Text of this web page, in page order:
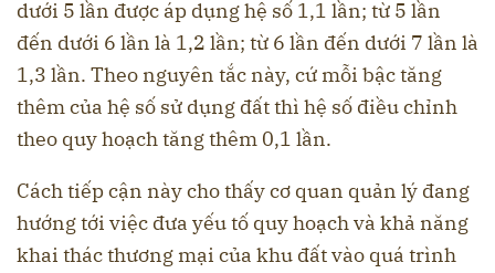
dưới 5 lần được áp dụng hệ số 1,1 lần; từ 5 lần
đến dưới 6 lần là 1,2 lần; từ 6 lần đến dưới 7 lần là
1,3 lần. Theo nguyên tắc này, cứ mỗi bậc tăng
thêm của hệ số sử dụng đất thì hệ số điều chỉnh
theo quy hoạch tăng thêm 0,1 lần.
Cách tiếp cận này cho thấy cơ quan quản lý đang
hướng tới việc đưa yếu tố quy hoạch và khả năng
khai thác thương mại của khu đất vào quá trình